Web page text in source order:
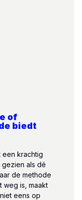
of
biedt
een krachtig
als dé
de methode
weg is, maakt
eens op